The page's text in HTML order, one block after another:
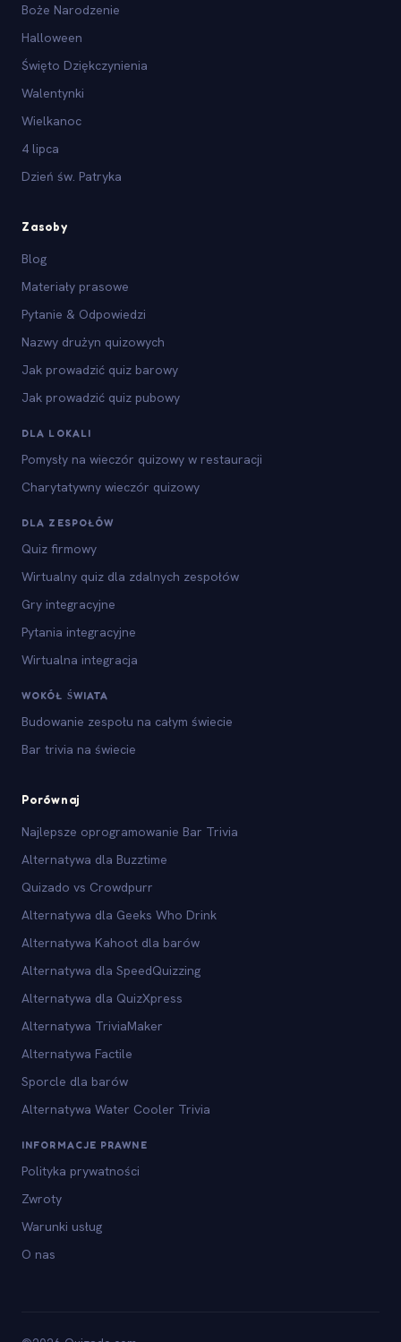
Boże Narodzenie
Halloween
Święto Dziękczynienia
Walentynki
Wielkanoc
4 lipca
Dzień św. Patryka
Zasoby
Blog
Materiały prasowe
Pytanie & Odpowiedzi
Nazwy drużyn quizowych
Jak prowadzić quiz barowy
Jak prowadzić quiz pubowy
DLA LOKALI
Pomysły na wieczór quizowy w restauracji
Charytatywny wieczór quizowy
DLA ZESPOŁÓW
Quiz firmowy
Wirtualny quiz dla zdalnych zespołów
Gry integracyjne
Pytania integracyjne
Wirtualna integracja
WOKÓŁ ŚWIATA
Budowanie zespołu na całym świecie
Bar trivia na świecie
Porównaj
Najlepsze oprogramowanie Bar Trivia
Alternatywa dla Buzztime
Quizado vs Crowdpurr
Alternatywa dla Geeks Who Drink
Alternatywa Kahoot dla barów
Alternatywa dla SpeedQuizzing
Alternatywa dla QuizXpress
Alternatywa TriviaMaker
Alternatywa Factile
Sporcle dla barów
Alternatywa Water Cooler Trivia
INFORMACJE PRAWNE
Polityka prywatności
Zwroty
Warunki usług
O nas